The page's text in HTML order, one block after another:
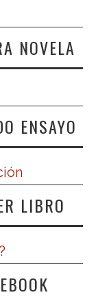
NOVELA
ENSAYO
LIBRO